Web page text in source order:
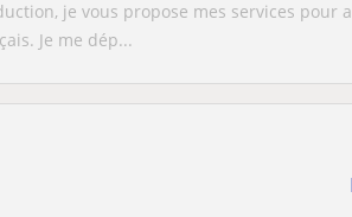
je vous propose mes services pour
Je me dép...